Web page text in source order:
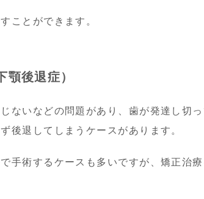
ことができます。
顎後退症）
ないなどの問題があり、歯が発達し切
後退してしまうケースがあります。
手術するケースも多いですが、矯正治